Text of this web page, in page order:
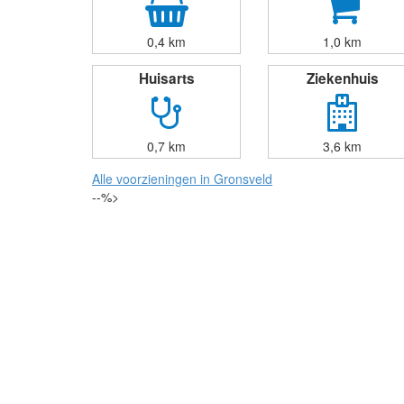
0,4 km 1,0 km
Huisarts
0,7 km
Ziekenhuis
3,6 km
Alle voorzieningen in Gronsveld
--%>